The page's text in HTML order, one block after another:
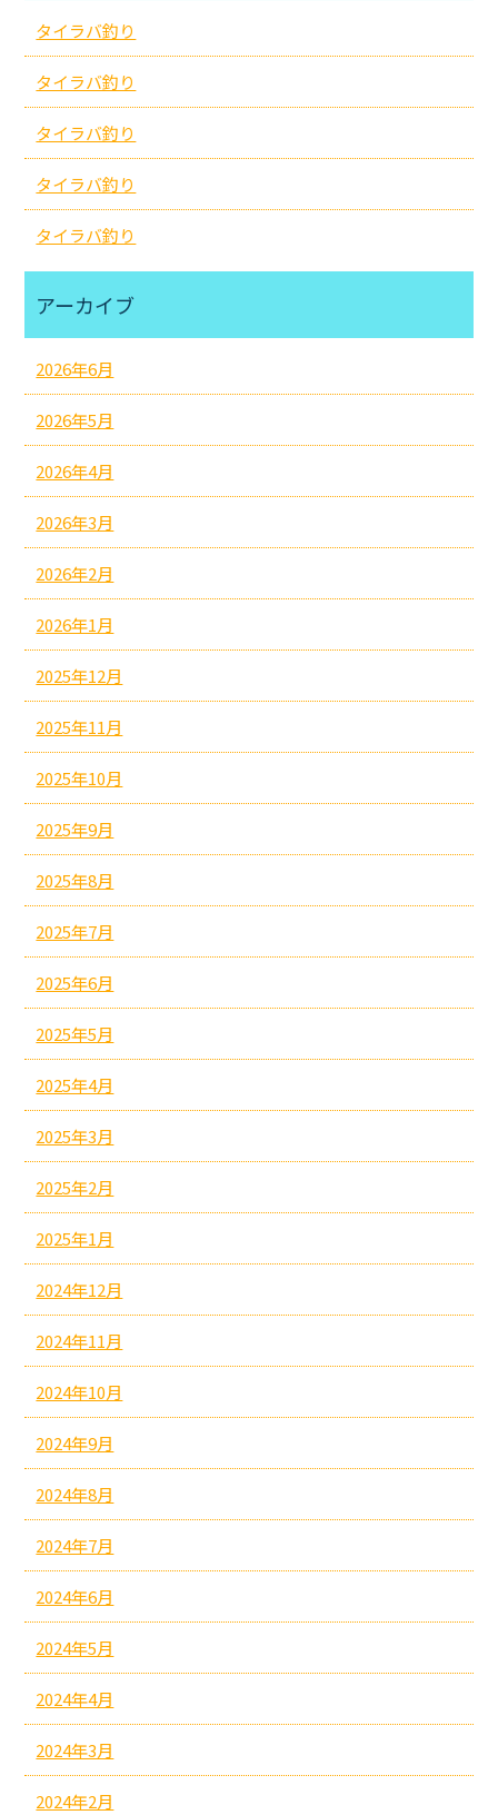
タイラバ釣り
タイラバ釣り
タイラバ釣り
タイラバ釣り
タイラバ釣り
アーカイブ
2026年6月
2026年5月
2026年4月
2026年3月
2026年2月
2026年1月
2025年12月
2025年11月
2025年10月
2025年9月
2025年8月
2025年7月
2025年6月
2025年5月
2025年4月
2025年3月
2025年2月
2025年1月
2024年12月
2024年11月
2024年10月
2024年9月
2024年8月
2024年7月
2024年6月
2024年5月
2024年4月
2024年3月
2024年2月